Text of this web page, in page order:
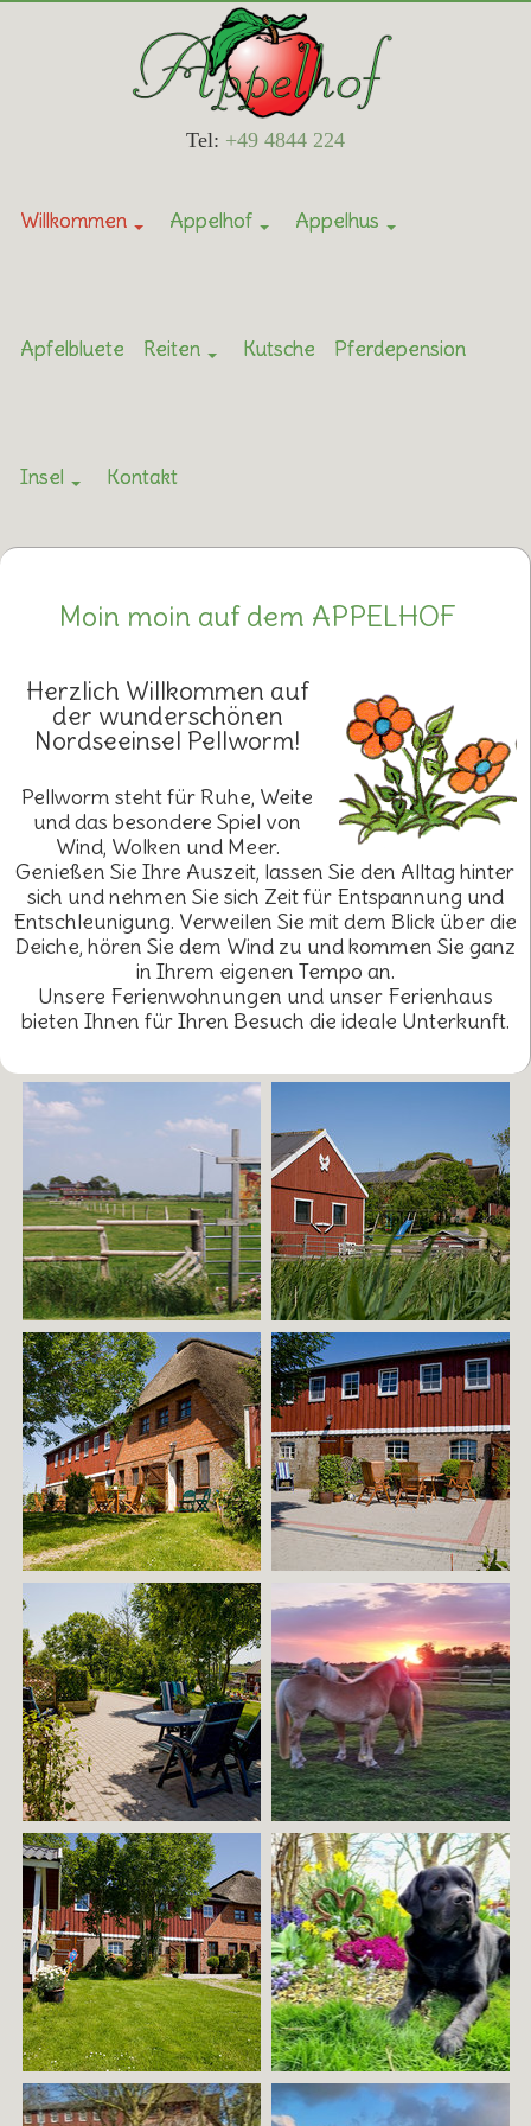
Tel: +49 4844 224
Willkommen Appelhof Appelhus
Apfelbluete Reiten Kutsche Pferdepension
Insel Kontakt
Moin moin auf dem APPELHOF
Herzlich Willkommen auf
der wunderschönen
Nordseeinsel Pellworm!
Pellworm steht für Ruhe, Weite
und das besondere Spiel von
Wind, Wolken und Meer.
Genießen Sie Ihre Auszeit, lassen Sie den Alltag hinter
sich und nehmen Sie sich Zeit für Entspannung und
Entschleunigung. Verweilen Sie mit dem Blick über die
Deiche, hören Sie dem Wind zu und kommen Sie ganz
in Ihrem eigenen Tempo an.
Unsere Ferienwohnungen und unser Ferienhaus
bieten Ihnen für Ihren Besuch die ideale Unterkunft.